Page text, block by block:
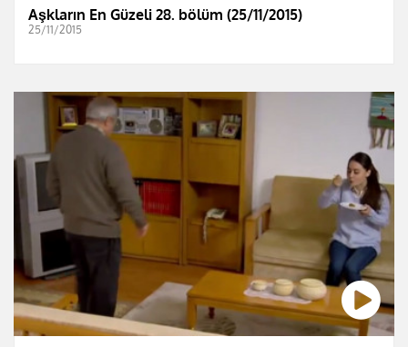
Aşkların En Güzeli 28. bölüm (25/11/2015)
25/11/2015